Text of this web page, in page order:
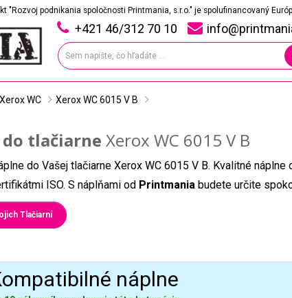
"Rozvoj podnikania spoločnosti Printmania, s.r.o." je spolufinancovaný
+421 46/312 70 10
Xerox WC Xerox WC 6015 V B
tlačiarne Xerox WC 6015 V B
do Vašej tlačiarne Xerox WC 6015 V B. Kvalitné náplne
ISO. S náplňami od Printmania budete určite
Tlačiarní
náplne